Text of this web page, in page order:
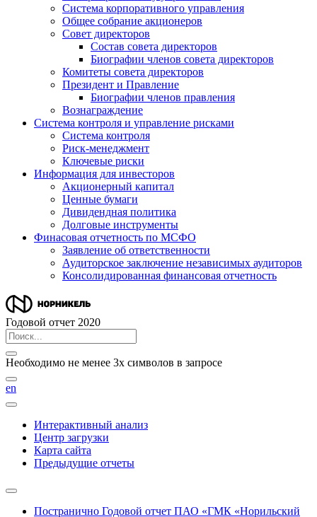
Система корпоративного управления
Общее собрание акционеров
Совет директоров
Состав совета директоров
Биографии членов совета директоров
Комитеты совета директоров
Президент и Правление
Биографии членов правления
Вознаграждение
Система контроля и управление рисками
Система контроля
Риск-менеджмент
Ключевые риски
Информация для инвесторов
Акционерный капитал
Ценные бумаги
Дивидендная политика
Долговые инструменты
Финасовая отчетность по МСФО
Заявление об ответственности
Аудиторское заключение независимых аудиторов
Консолидированная финансовая отчетность
Годовой отчет 2020
Необходимо не менее 3х символов в запросе
en
Интерактивный анализ
Центр загрузки
Карта сайта
Предыдущие отчеты
Постранично Годовой отчет ПАО «ГМК «Норильский